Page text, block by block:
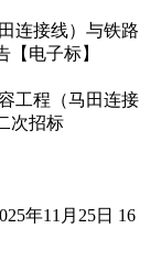
连接线）与铁路
电子标】
工程（马田连接
次招标
年11月25日 16